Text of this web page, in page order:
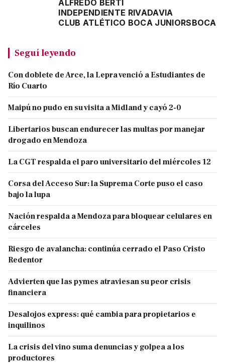
ALFREDO BERTI
INDEPENDIENTE RIVADAVIA
CLUB ATLÉTICO BOCA JUNIORSBOCA
Seguí leyendo
Con doblete de Arce, la Lepra venció a Estudiantes de
Río Cuarto
Maipú no pudo en su visita a Midland y cayó 2-0
Libertarios buscan endurecer las multas por manejar
drogado en Mendoza
La CGT respalda el paro universitario del miércoles 12
Corsa del Acceso Sur: la Suprema Corte puso el caso
bajo la lupa
Nación respalda a Mendoza para bloquear celulares en
cárceles
Riesgo de avalancha: continúa cerrado el Paso Cristo
Redentor
Advierten que las pymes atraviesan su peor crisis
financiera
Desalojos express: qué cambia para propietarios e
inquilinos
La crisis del vino suma denuncias y golpea a los
productores